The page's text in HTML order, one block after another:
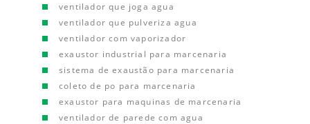
ventilador que joga agua
ventilador que pulveriza agua
ventilador com vaporizador
exaustor industrial para marcenaria
sistema de exaustão para marcenaria
coleto de po para marcenaria
exaustor para maquinas de marcenaria
ventilador de parede com agua